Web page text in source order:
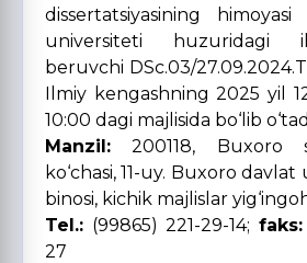
dissertatsiyasining
universiteti huzuridagi
beruvchi DSc.03/
Ilmiy kengashning 2025 yil
10:00 dagi majlisida bo‘lib
Manzil: 200118, Buxoro
ko‘chasi, 11-uy. Buxoro
binosi, kichik majlislar
Tel.: (99865) 221-29-14; faks:
27